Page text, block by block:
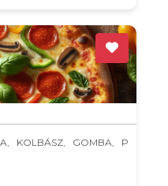
KOLBÁSZ, GOMBA, P